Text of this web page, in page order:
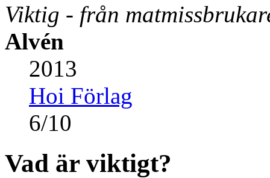
Viktig - från
Alvén
2013
Hoi Förlag
6/10
Vad är viktigt?